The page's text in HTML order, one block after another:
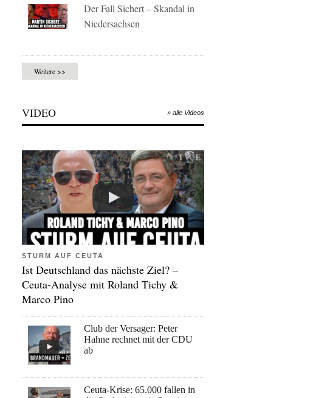
Der Fall Sichert – Skandal in
Niedersachsen
Weitere >>
VIDEO » alle Videos
STURM AUF CEUTA
Ist Deutschland das nächste Ziel? –
Ceuta-Analyse mit Roland Tichy &
Marco Pino
Club der Versager: Peter
Hahne rechnet mit der CDU
ab
Ceuta-Krise: 65.000 fallen in